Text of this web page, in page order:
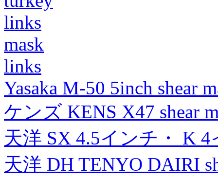
links
mask
links
Yasaka M-50 5inch shear
ケンズ KENS X47 shear
天洋 SX 4.5インチ・ K
天洋 DH TENYO DAIRI